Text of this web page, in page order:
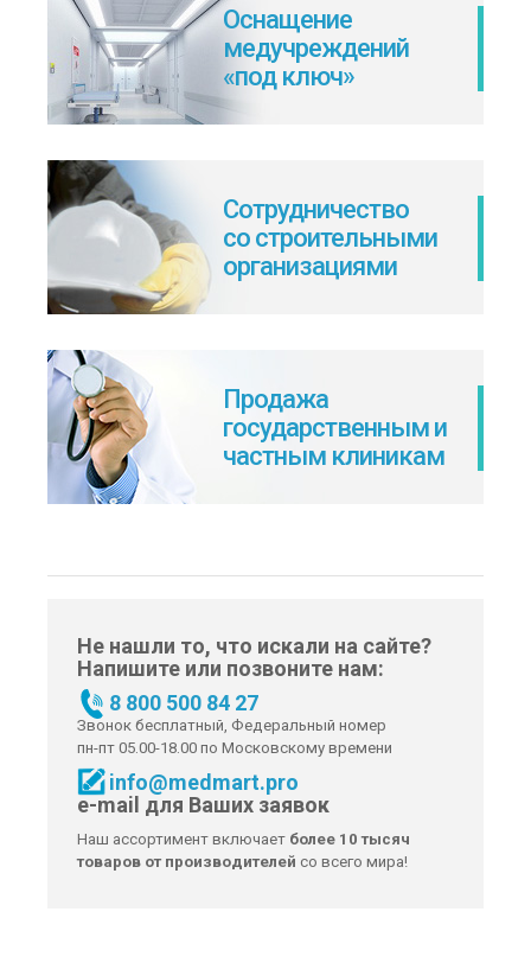
Оснащение
медучреждений
«под ключ»
Сотрудничество
со строительными
организациями
Продажа
государственным и
частным клиникам
Не нашли то, что искали на сайте?
Напишите или позвоните нам:
8 800 500 84 27
Звонок бесплатный, Федеральный номер
пн-пт 05.00-18.00 по Московскому времени
info@medmart.pro
e-mail для Ваших заявок
Наш ассортимент включает более 10 тысяч
товаров от производителей со всего мира!